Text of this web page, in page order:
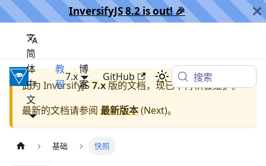
InversifyJS 8.2 is out! 🎉️
InversifyJS
简
体
中
文
教
程
博
客
7.x GitHub 搜索
此为 InversifyJS 7.x 版的文档，现已不再积极维护。
最新的文档请参阅 最新版本(Next)。
基础 快照